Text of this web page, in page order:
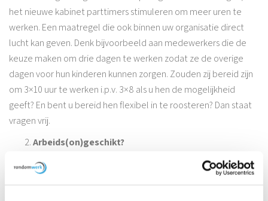
het nieuwe kabinet parttimers stimuleren om meer uren te
werken. Een maatregel die ook binnen uw organisatie direct
lucht kan geven. Denk bijvoorbeeld aan medewerkers die de
keuze maken om drie dagen te werken zodat ze de overige
dagen voor hun kinderen kunnen zorgen. Zouden zij bereid zijn
om 3×10 uur te werken i.p.v. 3×8 als u hen de mogelijkheid
geeft? En bent u bereid hen flexibel in te roosteren? Dan staat
vragen vrij.
Arbeids(on)geschikt?
Ook het creëren van passende taken (binnen functies) voor
eerste spoor